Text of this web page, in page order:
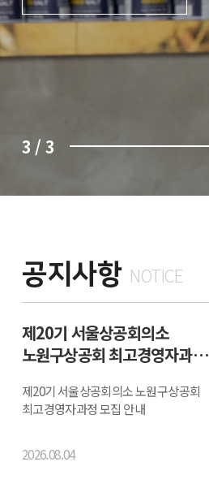
3 / 3
공지사항 NOTICE
제20기 서울상공회의소
노원구상공회 최고경영자과정
제20기 서울상공회의소 노원구상공회
최고경영자과정 모집 안내
2026.08.04